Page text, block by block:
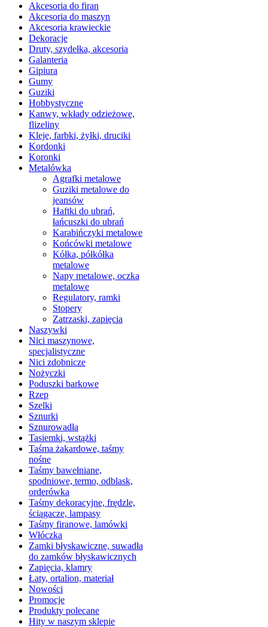
Akcesoria do firan
Akcesoria do maszyn
Akcesoria krawieckie
Dekoracje
Druty, szydełka, akcesoria
Galanteria
Gipiura
Gumy
Guziki
Hobbystyczne
Kanwy, wkłady odzieżowe,
flizeliny
Kleje, farbki, żyłki, druciki
Kordonki
Koronki
Metalówka
Agrafki metalowe
Guziki metalowe do
jeansów
Haftki do ubrań,
łańcuszki do ubrań
Karabińczyki metalowe
Końcówki metalowe
Kółka, półkółka
metalowe
Napy metalowe, oczka
metalowe
Regulatory, ramki
Stopery
Zatrzaski, zapięcia
Naszywki
Nici maszynowe,
specjalistyczne
Nici zdobnicze
Nożyczki
Poduszki barkowe
Rzep
Szelki
Sznurki
Sznurowadła
Tasiemki, wstążki
Taśma żakardowe, taśmy
nośne
Taśmy bawełniane,
spodniowe, termo, odblask,
orderówka
Taśmy dekoracyjne, frędzle,
ściągacze, lampasy
Taśmy firanowe, lamówki
Włóczka
Zamki błyskawiczne, suwadła
do zamków błyskawicznych
Zapięcia, klamry
Łaty, ortalion, materiał
Nowości
Promocje
Produkty polecane
Hity w naszym sklepie